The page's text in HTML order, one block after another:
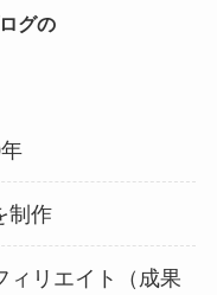
グの
制作
ィリエイト（成果